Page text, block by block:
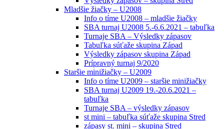
Mladšie žiačky – U2008
Info o tíme U2008 – mladšie žiačky
SBA turnaj U2008 5.-6.6.2021 – tabuľka
Turnaje SBA – Výsledky zápasov
Tabuľka súťaže skupina Západ
Výsledky zápasov skupina Západ
Prípravný turnaj 9/2020
Staršie minižiačky – U2009
Info o tíme U2009 – staršie minižiačky
SBA turnaj U2009 19.-20.6.2021 –
tabuľka
Turnaje SBA – výsledky zápasov
st mini – tabuľka súťaže skupina Stred
zápasy st. mini – skupina Stred